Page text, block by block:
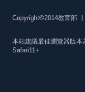
Copyright©2014教育部
本站建議最佳瀏覽器版本
Safari11+